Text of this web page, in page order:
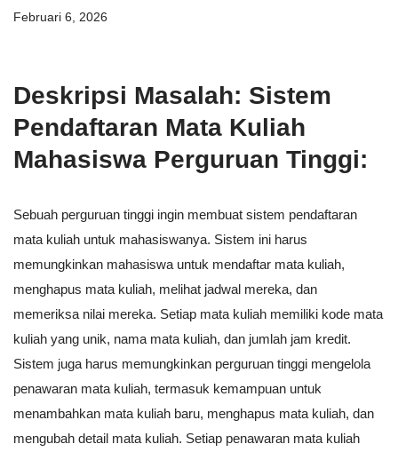
Februari 6, 2026
Deskripsi Masalah: Sistem
Pendaftaran Mata Kuliah
Mahasiswa Perguruan Tinggi:
Sebuah perguruan tinggi ingin membuat sistem pendaftaran
mata kuliah untuk mahasiswanya. Sistem ini harus
memungkinkan mahasiswa untuk mendaftar mata kuliah,
menghapus mata kuliah, melihat jadwal mereka, dan
memeriksa nilai mereka. Setiap mata kuliah memiliki kode mata
kuliah yang unik, nama mata kuliah, dan jumlah jam kredit.
Sistem juga harus memungkinkan perguruan tinggi mengelola
penawaran mata kuliah, termasuk kemampuan untuk
menambahkan mata kuliah baru, menghapus mata kuliah, dan
mengubah detail mata kuliah. Setiap penawaran mata kuliah